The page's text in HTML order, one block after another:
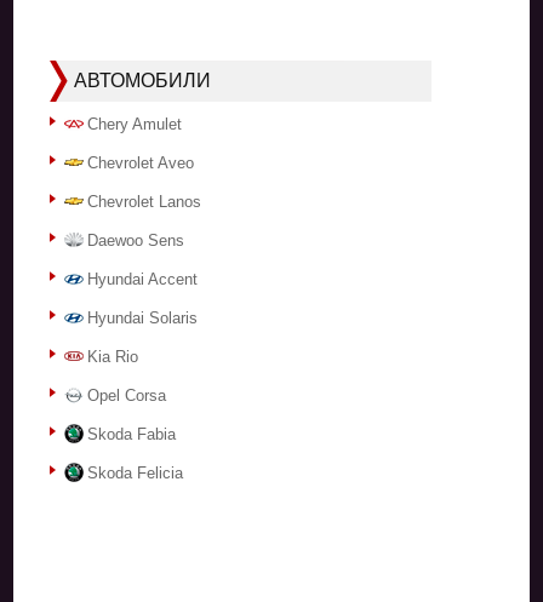
АВТОМОБИЛИ
Chery Amulet
Chevrolet Aveo
Chevrolet Lanos
Daewoo Sens
Hyundai Accent
Hyundai Solaris
Kia Rio
Opel Corsa
Skoda Fabia
Skoda Felicia